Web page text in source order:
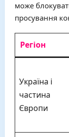
може
просування
Регіон
Україна і
частина
Європи